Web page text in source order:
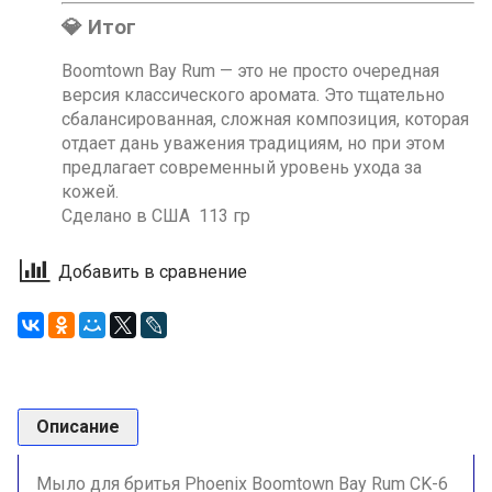
💎 Итог
Boomtown Bay Rum — это не просто очередная
версия классического аромата. Это тщательно
сбалансированная, сложная композиция, которая
отдает дань уважения традициям, но при этом
предлагает современный уровень ухода за
кожей.
Сделано в США 113 гр
Добавить в сравнение
Описание
Мыло для бритья Phoenix Boomtown Bay Rum CK-6